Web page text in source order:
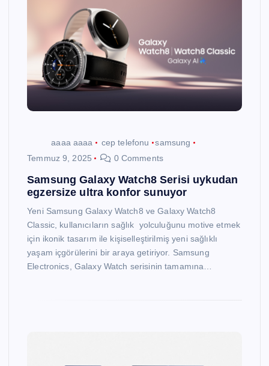
aaaa aaaa cep telefonu
samsung
Temmuz 9, 2025
0 Comments
Samsung Galaxy Watch8 Serisi uykudan
egzersize ultra konfor sunuyor
Yeni Samsung Galaxy Watch8 ve Galaxy Watch8
Classic, kullanıcıların sağlık yolculuğunu motive etmek
için ikonik tasarım ile kişiselleştirilmiş yeni sağlıklı
yaşam içgörülerini bir araya getiriyor. Samsung
Electronics, Galaxy Watch serisinin tamamına…